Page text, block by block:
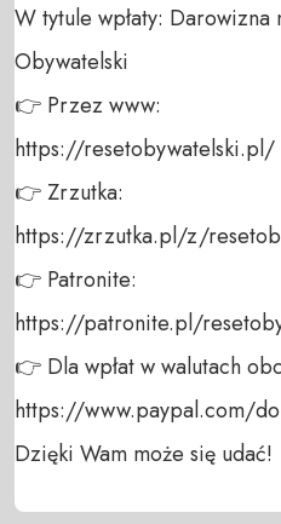
W tytule wpłaty: Darowizna
Obywatelski
👉 Przez www:
https://resetobywatelski.pl/
👉 Zrzutka:
https://zrzutka.pl/z/
👉 Patronite:
https://patronite.pl/
👉 Dla wpłat w walutach
https://www.paypal.com/
Dzięki Wam może się udać!